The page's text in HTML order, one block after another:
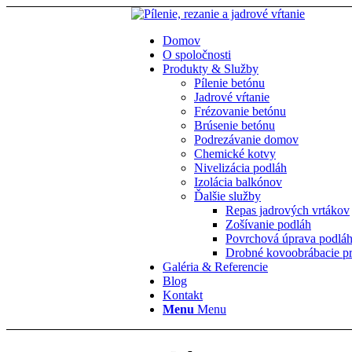
Domov
O spoločnosti
Produkty & Služby
Pílenie betónu
Jadrové vŕtanie
Frézovanie betónu
Brúsenie betónu
Podrezávanie domov
Chemické kotvy
Nivelizácia podláh
Izolácia balkónov
Ďalšie služby
Repas jadrových vrtákov
Zošívanie podláh
Povrchová úprava podláh
Drobné kovoobrábacie
Galéria & Referencie
Blog
Kontakt
Menu Menu